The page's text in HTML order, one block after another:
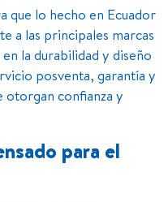
que lo hecho en Ecuador
a las principales marcas
la durabilidad y diseño
posventa, garantía y
otorgan confianza y
para el